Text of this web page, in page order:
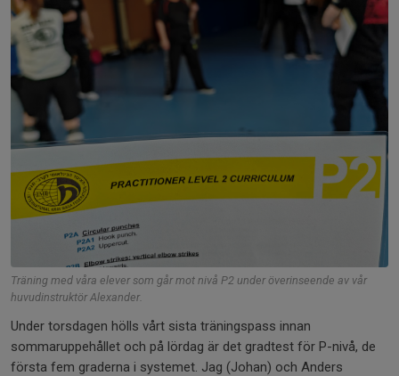
Träning med våra elever som går mot nivå P2 under överinseende av vår
huvudinstruktör Alexander.
Under torsdagen hölls vårt sista träningspass innan
sommaruppehållet och på lördag är det gradtest för P-nivå, de
första fem graderna i systemet. Jag (Johan) och Anders